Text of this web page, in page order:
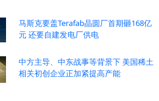
马斯克要盖Terafab晶圆厂首期砸168亿
元 还要自建发电厂供电
中方主导、中东战事等背景下 美国稀土
相关初创企业正加紧提高产能